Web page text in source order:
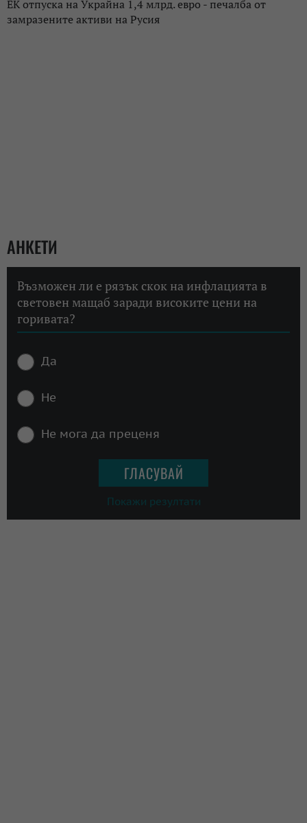
ЕК отпуска на Украйна 1,4 млрд. евро - печалба от
замразените активи на Русия
АНКЕТИ
Възможен ли е рязък скок на инфлацията в
световен мащаб заради високите цени на
горивата?
Да
Не
Не мога да преценя
Покажи резултати